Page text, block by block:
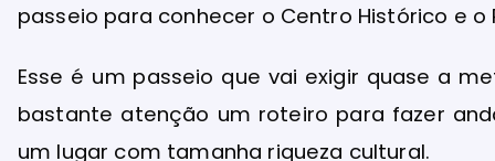
passeio para conhecer o Centro Histórico e o
Esse é um passeio que vai exigir quase a
bastante atenção um roteiro para fazer
um lugar com tamanha riqueza cultural.